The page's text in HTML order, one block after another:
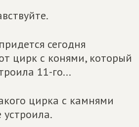
сегодня
цирк с конями, который
11-го...
цирка с камнями